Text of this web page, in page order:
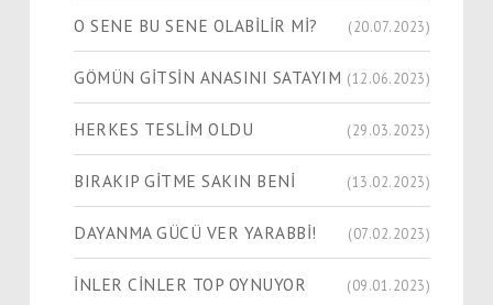
O SENE BU SENE OLABİLİR Mİ? (20.07.2023)
GÖMÜN GİTSİN ANASINI SATAYIM (12.06.2023)
HERKES TESLİM OLDU (29.03.2023)
BIRAKIP GİTME SAKIN BENİ (13.02.2023)
DAYANMA GÜCÜ VER YARABBİ! (07.02.2023)
İNLER CİNLER TOP OYNUYOR (09.01.2023)